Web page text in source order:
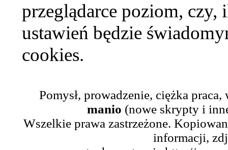
przeglądarce poziom,
ustawień będzie
cookies.
Pomysł, prowadzenie, ciężka
manio (nowe skrypty i
Wszelkie prawa zastrzeżone.
informacji,